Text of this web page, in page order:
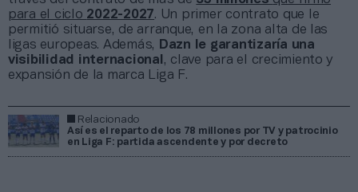
para el ciclo 2022-2027. Un primer contrato que le
permitió situarse, de arranque, en la zona alta de las
ligas europeas. Además,
Dazn le garantizaría una
visibilidad internacional , clave para el crecimiento y
expansión de la marca Liga F.
Relacionado
Así es el reparto de los 78 millones por TV y patrocinio
en Liga F: partida ascendente y por decreto